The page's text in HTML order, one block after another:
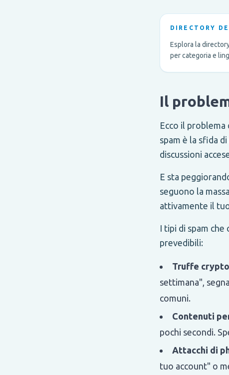
DIRECTORY
Esplora la
per categoria e
Il
Ecco il
spam è la sfida
discussioni
E sta
seguono la
attivamente il
I tipi di spam
prevedibili:
Truffe
settimana",
comuni.
Contenuti
pochi secondi.
Attacchi di
tuo account" o